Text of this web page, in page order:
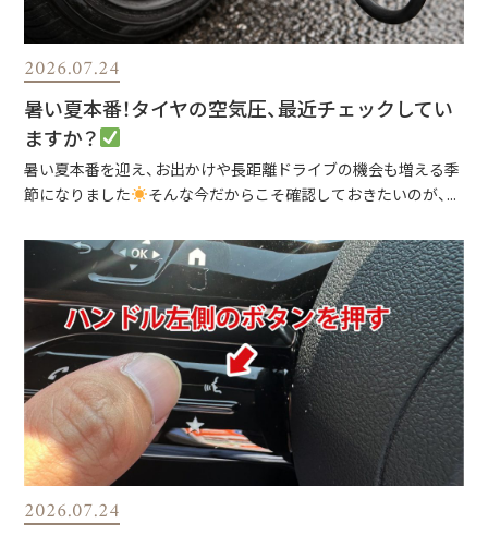
2026.07.24
暑い夏本番！タイヤの空気圧、最近チェックしてい
ますか？
暑い夏本番を迎え、お出かけや長距離ドライブの機会も増える季
節になりました
そんな今だからこそ確認しておきたいのが、...
2026.07.24